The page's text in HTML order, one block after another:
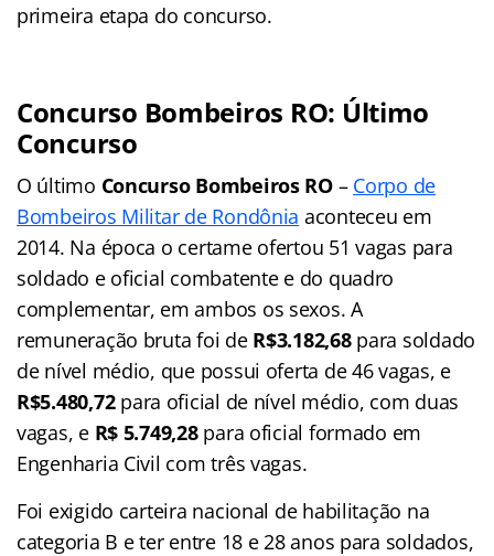
primeira etapa do concurso.
Concurso Bombeiros RO: Último
Concurso
O último Concurso Bombeiros RO– Corpo de
Bombeiros Militar de Rondônia aconteceu em
2014. Na época o certame ofertou 51 vagas para
soldado e oficial combatente e do quadro
complementar, em ambos os sexos. A
remuneração bruta foi de R$3.182,68para soldado
de nível médio, que possui oferta de 46 vagas, e
R$5.480,72para oficial de nível médio, com duas
vagas, e R$ 5.749,28para oficial formado em
Engenharia Civil com três vagas.
Foi exigido carteira nacional de habilitação na
categoria B e ter entre 18 e 28 anos para soldados,